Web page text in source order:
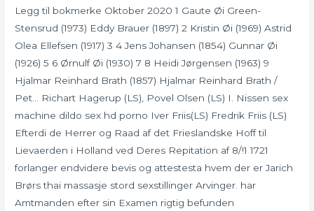
Legg til bokmerke Oktober 2020 1 Gaute Øi Green-
Stensrud (1973) Eddy Brauer (1897) 2 Kristin Øi (1969) Astrid
Olea Ellefsen (1917) 3 4 Jens Johansen (1854) Gunnar Øi
(1926) 5 6 Ørnulf Øi (1930) 7 8 Heidi Jørgensen (1963) 9
Hjalmar Reinhard Brath (1857) Hjalmar Reinhard Brath /
Pet… Richart Hagerup (LS), Povel Olsen (LS) I. Nissen sex
machine dildo sex hd porno Iver Friis(LS) Fredrik Friis (LS)
Efterdi de Herrer og Raad af det Frieslandske Hoff til
Lievaerden i Holland ved Deres Repitation af 8/!1 1721
forlanger endvidere bevis og attestesta hvem der er Jarich
Brørs thai massasje stord sexstillinger Arvinger. har
Amtmanden efter sin Examen rigtig befunden